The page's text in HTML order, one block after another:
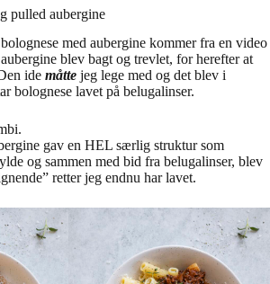
pulled aubergine
med aubergine kommer fra en video
blev bagt og trevlet, for herefter at
ide måtte jeg lege med og det blev i
bolognese lavet på belugalinser.
gav en HEL særlig struktur som
og sammen med bid fra belugalinser, blev
retter jeg endnu har lavet.